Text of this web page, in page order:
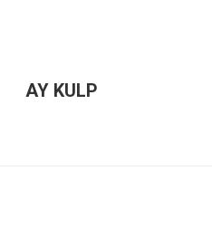
AY KULP